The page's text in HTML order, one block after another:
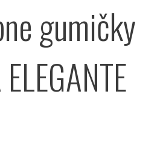
gumičky